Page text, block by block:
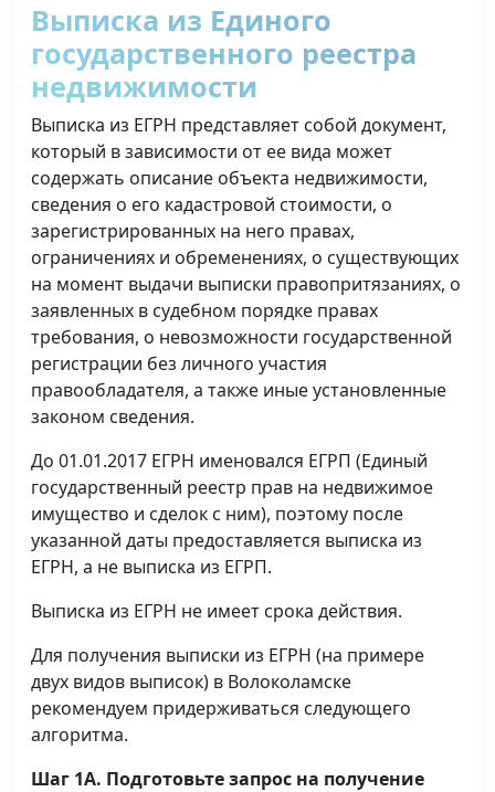
Выписка из Единого
государственного реестра
недвижимости
Выписка из ЕГРН представляет собой документ,
который в зависимости от ее вида может
содержать описание объекта недвижимости,
сведения о его кадастровой стоимости, о
зарегистрированных на него правах,
ограничениях и обременениях, о существующих
на момент выдачи выписки правопритязаниях, о
заявленных в судебном порядке правах
требования, о невозможности государственной
регистрации без личного участия
правообладателя, а также иные установленные
законом сведения.
До 01.01.2017 ЕГРН именовался ЕГРП (Единый
государственный реестр прав на недвижимое
имущество и сделок с ним), поэтому после
указанной даты предоставляется выписка из
ЕГРН, а не выписка из ЕГРП.
Выписка из ЕГРН не имеет срока действия.
Для получения выписки из ЕГРН (на примере
двух видов выписок) в Волоколамске
рекомендуем придерживаться следующего
алгоритма.
Шаг 1А. Подготовьте запрос на получение